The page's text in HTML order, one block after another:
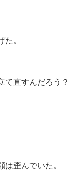
。
て直すんだろ
歪んでいた。